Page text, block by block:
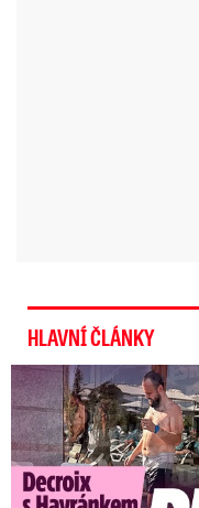
HLAVNÍ ČLÁNKY
Exministryně s